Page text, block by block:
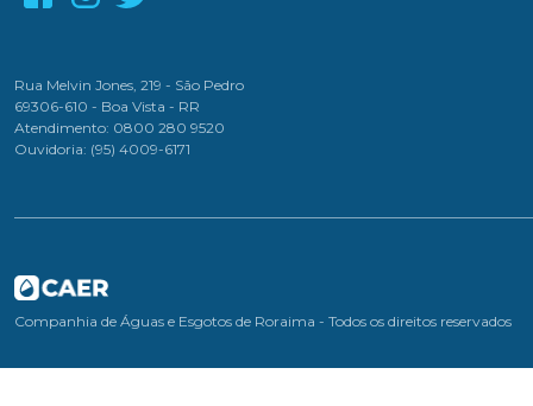
Rua Melvin Jones, 219 - São Pedro
69306-610 - Boa Vista - RR
Atendimento: 0800 280 9520
Ouvidoria: (95) 4009-6171
Companhia de Águas e Esgotos de Roraima - Todos os direitos reservados